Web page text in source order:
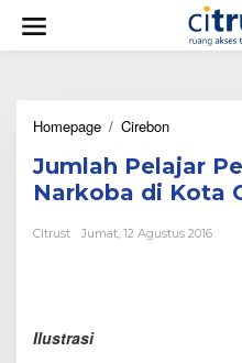
w
Homepage / Cirebon
m
l
a
P
Jumlah Pelajar
Narkoba di Kota
Citrust Jumat, 12 Agustus 2016
Ilustrasi